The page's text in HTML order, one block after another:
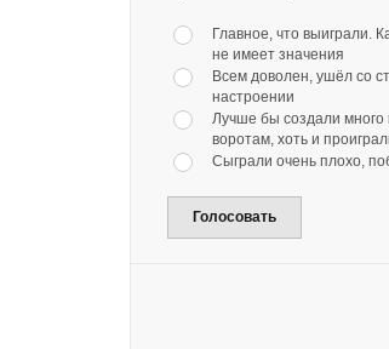
Главное, что выиграли.
не имеет значения
Всем доволен, ушёл со
настроении
Лучше бы создали
воротам, хоть и
Сыграли очень плохо,
Голосовать